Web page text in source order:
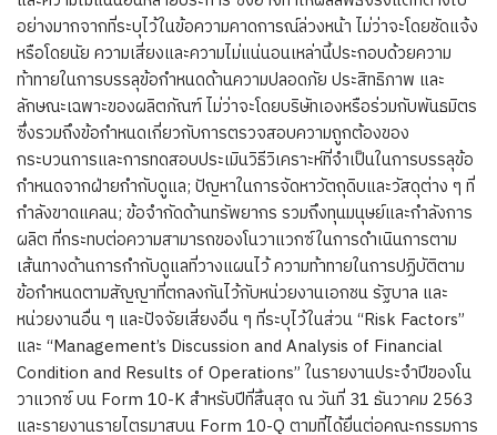
อย่างมากจากที่ระบุไว้ในข้อความคาดการณ์ล่วงหน้า ไม่ว่าจะโดยชัดแจ้ง
หรือโดยนัย ความเสี่ยงและความไม่แน่นอนเหล่านี้ประกอบด้วยความ
ท้าทายในการบรรลุข้อกำหนดด้านความปลอดภัย ประสิทธิภาพ และ
ลักษณะเฉพาะของผลิตภัณฑ์ ไม่ว่าจะโดยบริษัทเองหรือร่วมกับพันธมิตร
ซึ่งรวมถึงข้อกำหนดเกี่ยวกับการตรวจสอบความถูกต้องของ
กระบวนการและการทดสอบประเมินวิธีวิเคราะห์ที่จำเป็นในการบรรลุข้อ
กำหนดจากฝ่ายกำกับดูแล; ปัญหาในการจัดหาวัตถุดิบและวัสดุต่าง ๆ ที่
กำลังขาดแคลน; ข้อจำกัดด้านทรัพยากร รวมถึงทุนมนุษย์และกำลังการ
ผลิต ที่กระทบต่อความสามารถของโนวาแวกซ์ในการดำเนินการตาม
เส้นทางด้านการกำกับดูแลที่วางแผนไว้ ความท้าทายในการปฏิบัติตาม
ข้อกำหนดตามสัญญาที่ตกลงกันไว้กับหน่วยงานเอกชน รัฐบาล และ
หน่วยงานอื่น ๆ และปัจจัยเสี่ยงอื่น ๆ ที่ระบุไว้ในส่วน “Risk Factors”
และ “Management’s Discussion and Analysis of Financial
Condition and Results of Operations” ในรายงานประจำปีของโน
วาแวกซ์ บน Form 10-K สำหรับปีที่สิ้นสุด ณ วันที่ 31 ธันวาคม 2563
และรายงานรายไตรมาสบน Form 10-Q ตามที่ได้ยื่นต่อคณะกรรมการ